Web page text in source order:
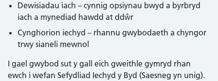
Dewisiadau iach – cynnig opsiynau bwyd a byrbryd
iach a mynediad hawdd at ddŵr
Cynghorion iechyd – rhannu gwybodaeth a chyngor
trwy sianeli mewnol
I gael gwybod sut y gall eich gweithle gymryd rhan
ewch i wefan Sefydliad Iechyd y Byd (Saesneg yn unig).